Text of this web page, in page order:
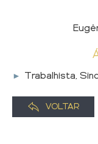
Trabalhista,
VOLTAR